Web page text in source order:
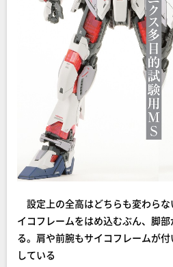
設定上の全高はどちらも変わら
イコフレームをはめ込むぶん、脚
る。肩や前腕もサイコフレームが
している